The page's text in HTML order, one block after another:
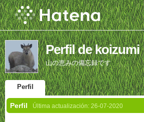
Perfil de koizumi
山の恵みの備忘録です
Perfil
Perfil Última actualización: 26-07-2020